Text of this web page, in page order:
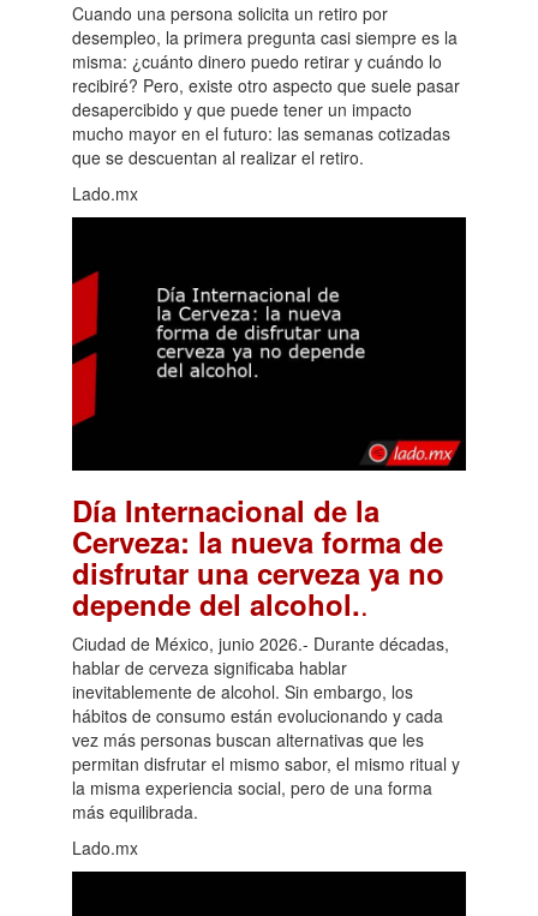
Cuando una persona solicita un retiro por
desempleo, la primera pregunta casi siempre es la
misma: ¿cuánto dinero puedo retirar y cuándo lo
recibiré? Pero, existe otro aspecto que suele pasar
desapercibido y que puede tener un impacto
mucho mayor en el futuro: las semanas cotizadas
que se descuentan al realizar el retiro.
Lado.mx
Día Internacional de la
Cerveza: la nueva forma de
disfrutar una cerveza ya no
depende del alcohol..
Ciudad de México, junio 2026.- Durante décadas,
hablar de cerveza significaba hablar
inevitablemente de alcohol. Sin embargo, los
hábitos de consumo están evolucionando y cada
vez más personas buscan alternativas que les
permitan disfrutar el mismo sabor, el mismo ritual y
la misma experiencia social, pero de una forma
más equilibrada.
Lado.mx